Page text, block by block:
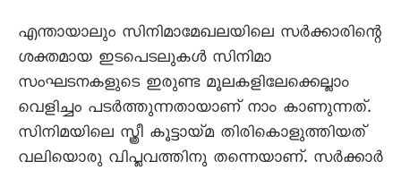
എന്തായാലും സിനിമാമേഖലയിലെ സർക്കാരിന്റെ
ശക്തമായ ഇടപെടലുകൾ സിനിമാ
സംഘടനകളുടെ ഇരുണ്ട മൂലകളിലേക്കെല്ലാം
വെളിച്ചം പടർത്തുന്നതായാണ് നാം കാണുന്നത്.
സിനിമയിലെ സ്ത്രീ കൂട്ടായ്മ തിരികൊളുത്തിയത്
വലിയൊരു വിപ്ലവത്തിനു തന്നെയാണ്. സർക്കാർ